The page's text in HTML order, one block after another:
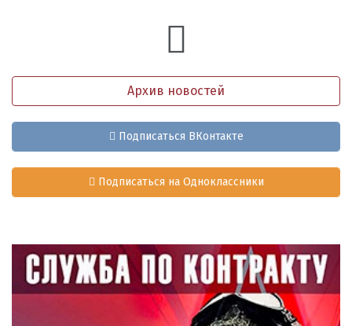
Архив новостей
Подписаться ВКонтакте
Подписаться на Одноклассники